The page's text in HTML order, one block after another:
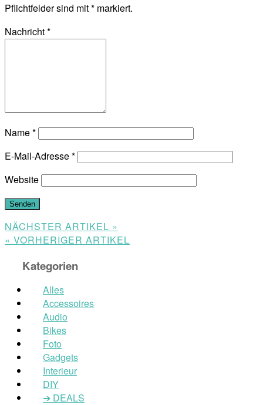
Pflichtfelder sind mit* markiert.
Nachricht*
Name*
E-Mail-Adresse*
Website
NÄCHSTER ARTIKEL »
« VORHERIGER ARTIKEL
Kategorien
Alles
Accessoires
Audio
Bikes
Foto
Gadgets
Interieur
DIY
➔ DEALS